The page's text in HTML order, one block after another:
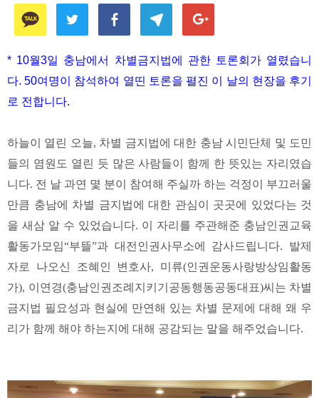
* 10월3일 충남에서 차별금지법에 관한 토론회가 열렸습니
다. 50여명이 참석하여 열띤 토론을 펼진 이 날의 현장을 후기
로 전합니다.
하늘이 열린 오늘, 차별 금지법에 대한 충남 시민단체 및 도민
들의 염원도 열린 듯 많은 사람들이 함께 한 뜻있는 자리였습
니다. 전 날 과연 몇 분이 참여해 주실까 하는 걱정이 부끄러울
만큼 충남에 차별 금지법에 대한 관심이 곳곳에 있었다는 것
을 새삼 알 수 있었습니다. 이 자리를 주관해준 충남인권교육
활동가모임“부뜰”과 대전인권사무소에 감사드립니다. 발제
자로 나오신 조혜인 변호사, 미류(인권운동사랑방상임활동
가), 이연경(충남인권조례지키기공동행동공동대표)씨는 차별
금지법 필요성과 현실에 만연해 있는 차별 문제에 대해 왜 우
리가 함께 해야 하는지에 대해 공감되는 말을 해주었습니다.